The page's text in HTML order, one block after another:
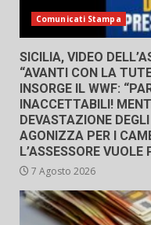
Comunicati Stampa
SICILIA, VIDEO
“AVANTI CON LA
INSORGE IL WWF:
INACCETTABILI!
DEVASTAZIONE
AGONIZZA PER I
L’ASSESSORE
7 Agosto 2026